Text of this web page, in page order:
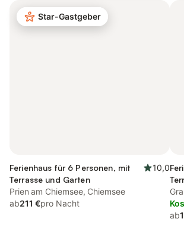
Star-Gastgeber
Ferienhaus für 6 Personen, mit
Terrasse und Garten
10,0
Prien am Chiemsee, Chiemsee
ab211 €pro Nacht
ab